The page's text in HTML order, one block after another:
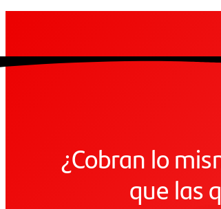
¿Cobran lo
que las